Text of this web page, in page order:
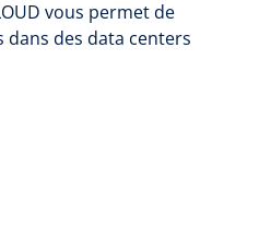
vous permet de
dans des data centers